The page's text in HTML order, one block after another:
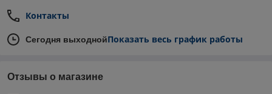
Контакты
Сегодня выходнойПоказать весь график работы
Отзывы о магазине